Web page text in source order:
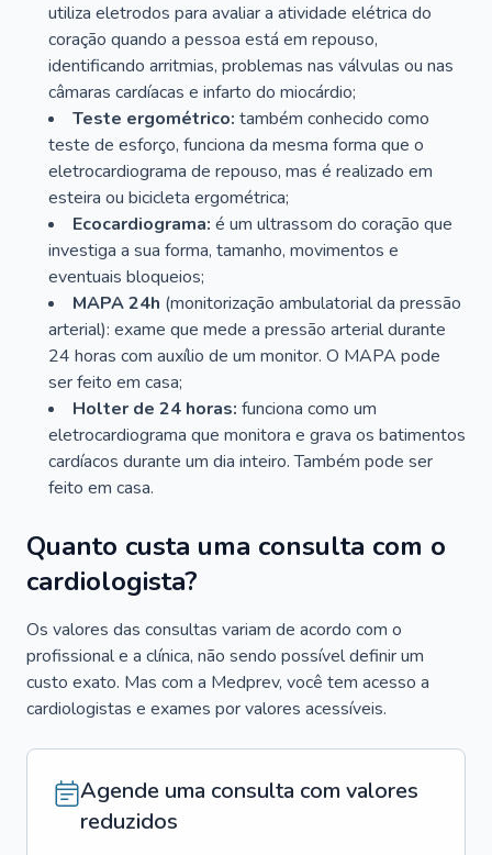
utiliza eletrodos para avaliar a atividade elétrica do
coração quando a pessoa está em repouso,
identificando arritmias, problemas nas válvulas ou nas
câmaras cardíacas e infarto do miocárdio;
Teste ergométrico: também conhecido como
teste de esforço, funciona da mesma forma que o
eletrocardiograma de repouso, mas é realizado em
esteira ou bicicleta ergométrica;
Ecocardiograma: é um ultrassom do coração que
investiga a sua forma, tamanho, movimentos e
eventuais bloqueios;
MAPA 24h (monitorização ambulatorial da pressão
arterial): exame que mede a pressão arterial durante
24 horas com auxílio de um monitor. O MAPA pode
ser feito em casa;
Holter de 24 horas: funciona como um
eletrocardiograma que monitora e grava os batimentos
cardíacos durante um dia inteiro. Também pode ser
feito em casa.
Quanto custa uma consulta com o
cardiologista?
Os valores das consultas variam de acordo com o
profissional e a clínica, não sendo possível definir um
custo exato. Mas com a Medprev, você tem acesso a
cardiologistas e exames por valores acessíveis.
Agende uma consulta com valores
reduzidos